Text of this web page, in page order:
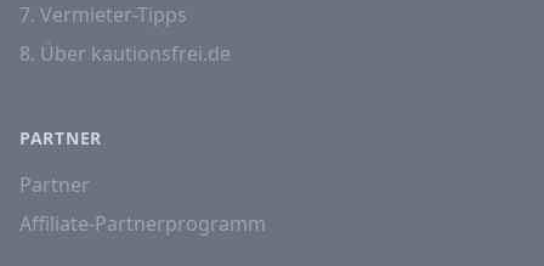
7. Vermieter-Tipps
8. Über kautionsfrei.de
PARTNER
Partner
Affiliate-Partnerprogramm